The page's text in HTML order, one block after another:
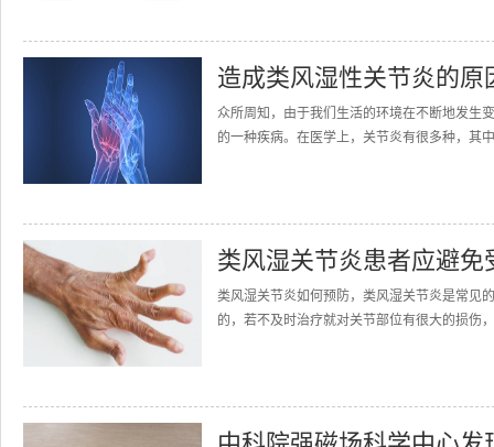
造成类风湿性关节炎的
众所周知，由于我们生活的环境在不断地发生
的一种疾病。在医学上，关节炎有很多种，其
类风湿关节炎患者应避
类风湿关节炎如何预防，类风湿关节炎是常见
的，若不及时治疗就对关节部位有很大的损伤